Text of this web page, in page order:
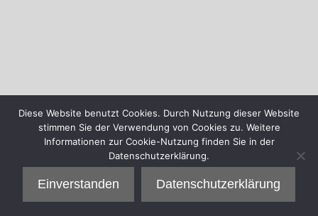
Diese Website benutzt Cookies. Durch Nutzung dieser Website
stimmen Sie der Verwendung von Cookies zu. Weitere
Informationen zur Cookie-Nutzung finden Sie in der
Datenschutzerklärung.
Einverstanden Datenschutzerklärung